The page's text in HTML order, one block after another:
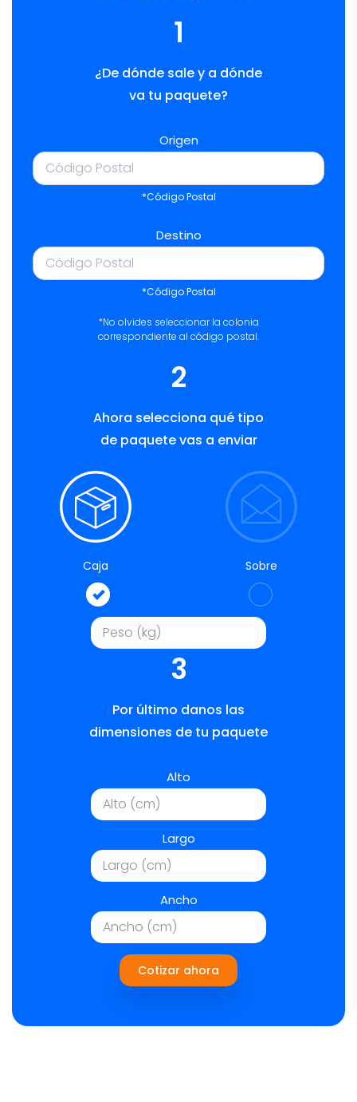
1
¿De dónde sale y a dónde
va tu paquete?
Origen
*Código Postal
Destino
*Código Postal
*No olvides seleccionar la colonia
correspondiente al código postal.
2
Ahora selecciona qué tipo
de paquete vas a enviar
Caja Sobre
3
Por último danos las
dimensiones de tu paquete
Alto
Largo
Ancho
Cotizar ahora